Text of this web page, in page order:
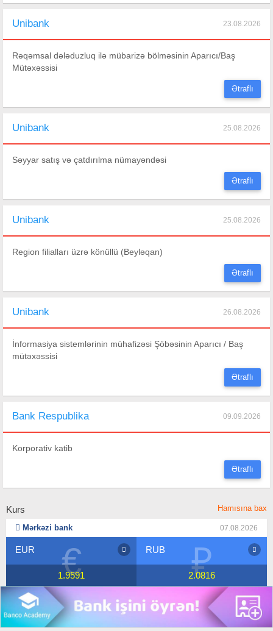
Unibank 23.08.2026
Rəqəmsal dələduzluq ilə mübarizə bölməsinin Aparıcı/Baş
Mütəxəssisi
Ətraflı
Unibank 25.08.2026
Səyyar satış və çatdırılma nümayəndəsi
Ətraflı
Unibank 25.08.2026
Region filialları üzrə könüllü (Beyləqan)
Ətraflı
Unibank 26.08.2026
İnformasiya sistemlərinin mühafizəsi Şöbəsinin Aparıcı / Baş
mütəxəssisi
Ətraflı
Bank Respublika 09.09.2026
Korporativ katib
Ətraflı
Kurs Hamısına bax
Mərkəzi bank 07.08.2026
€
EUR
1.9591 ₽
RUB
2.0816